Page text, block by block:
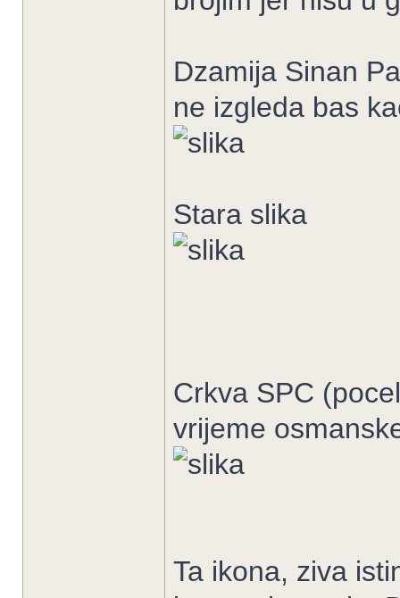
Dzamija Sinan
ne izgleda bas
Stara slika
Crkva SPC
vrijeme
Ta ikona, ziva